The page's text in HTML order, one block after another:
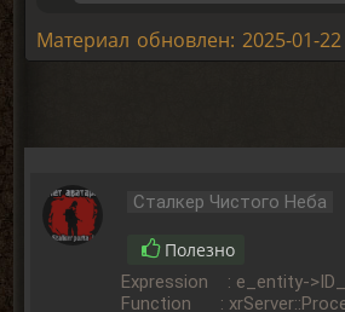
Материал обновлен: 2025-01-22
Сталкер Чистого Неба
Полезно
Expression : e_entity-
Function :